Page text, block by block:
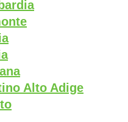
Alto Adige